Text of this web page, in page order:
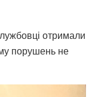
отримали
порушень не